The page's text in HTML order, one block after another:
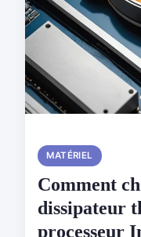
MATÉRIEL
Comment
dissipateur
processeur